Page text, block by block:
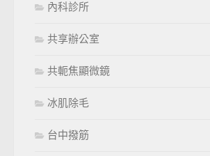
內科診所
共享辦公室
共軛焦顯微鏡
冰肌除毛
台中撥筋